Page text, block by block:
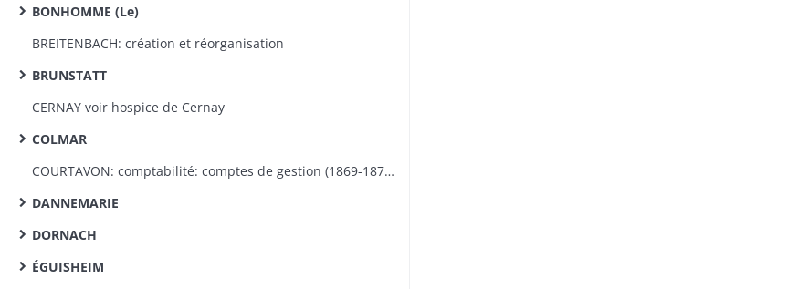
BONHOMME (Le)
BREITENBACH: création et réorganisation
BRUNSTATT
CERNAY voir hospice de Cernay
COLMAR
COURTAVON: comptabilité: comptes de gestion (1869-1870); budget (1870)
DANNEMARIE
DORNACH
ÉGUISHEIM